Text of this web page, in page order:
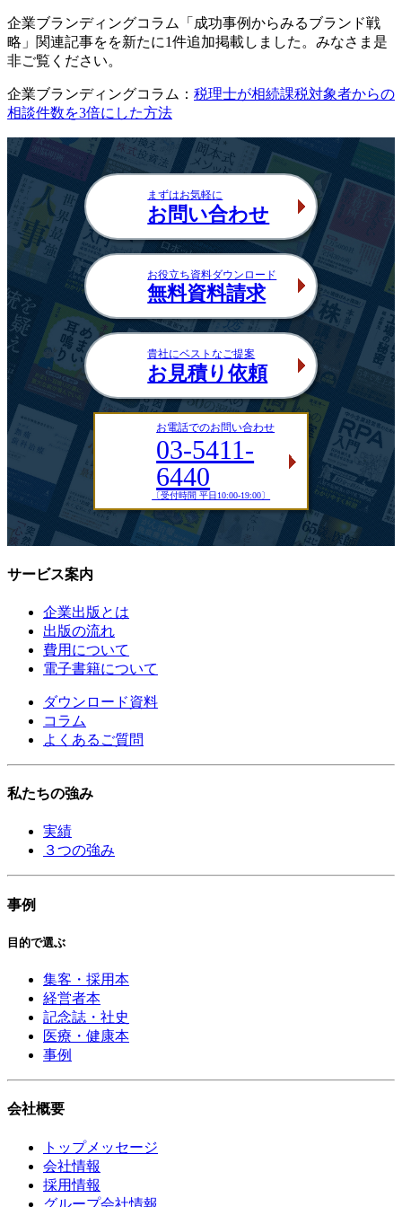
企業ブランディングコラム「成功事例からみるブランド戦
略」関連記事をを新たに1件追加掲載しました。みなさま是
非ご覧ください。
企業ブランディングコラム： 税理士が相続課税対象者からの
相談件数を3倍にした方法
まずはお気軽に
お問い合わせ
お役立ち資料ダウンロード
無料資料請求
貴社にベストなご提案
お見積り依頼
お電話でのお問い合わせ
03-5411-
6440
〔受付時間 平日10:00-19:00〕
サービス案内
企業出版とは
出版の流れ
費用について
電子書籍について
ダウンロード資料
コラム
よくあるご質問
私たちの強み
実績
３つの強み
事例
目的で選ぶ
集客・採用本
経営者本
記念誌・社史
医療・健康本
事例
会社概要
トップメッセージ
会社情報
採用情報
グループ会社情報